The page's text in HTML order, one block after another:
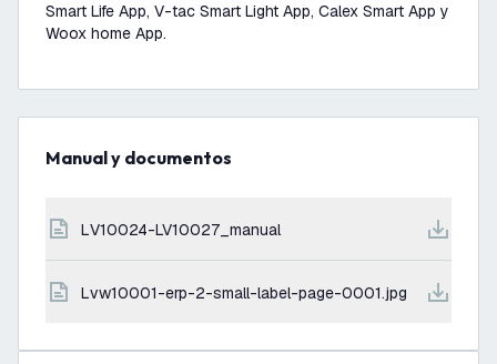
Smart Life App, V-tac Smart Light App, Calex Smart App y
Woox home App.
Manual y documentos
LV10024-LV10027_manual
lvw10001-erp-2-small-label-page-0001.jpg